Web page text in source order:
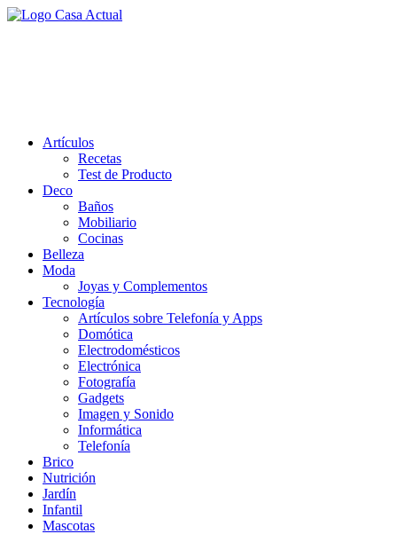
Saltar
Artículos
Recetas
Test de Producto
Deco
Baños
Mobiliario
Cocinas
Belleza
Moda
Joyas y Complementos
Tecnología
Artículos sobre Telefonía y Apps
Domótica
Electrodomésticos
Electrónica
Fotografía
Gadgets
Imagen y Sonido
Informática
Telefonía
Brico
Nutrición
Jardín
Infantil
Mascotas